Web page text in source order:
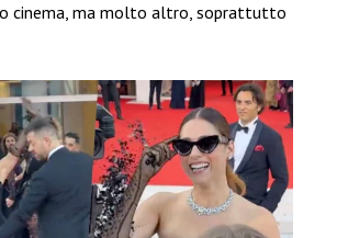
cinema, ma molto altro, soprattutto